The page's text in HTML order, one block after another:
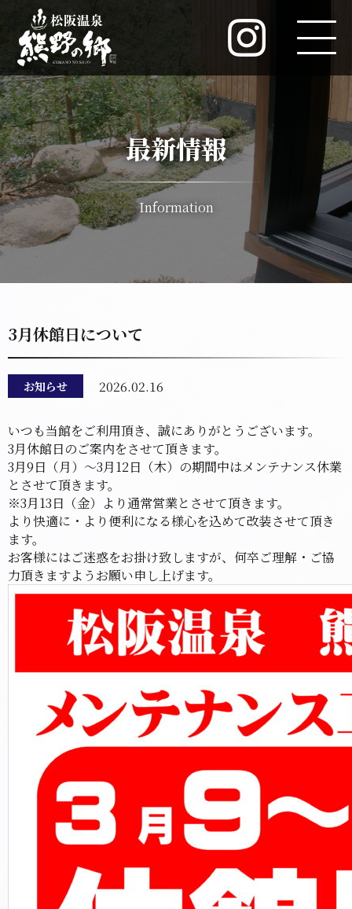
最新情報
Information
3月休館日について
お知らせ 2026.02.16
いつも当館をご利用頂き、誠にありがとうございます。
3月休館日のご案内をさせて頂きます。
3月9日（月）～3月12日（木）の期間中はメンテナンス休業
とさせて頂きます。
※3月13日（金）より通常営業とさせて頂きます。
より快適に・より便利になる様心を込めて改装させて頂き
ます。
お客様にはご迷惑をお掛け致しますが、何卒ご理解・ご協
力頂きますようお願い申し上げます。